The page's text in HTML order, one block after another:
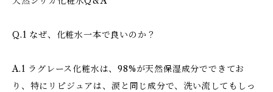
Q.1 なぜ、化粧水一本で良いのか？
A.1 ラグレース化粧水は、98%が天然保湿成分でできてお
り、特にリピジュアは、涙と同じ成分で、洗い流してもしっ